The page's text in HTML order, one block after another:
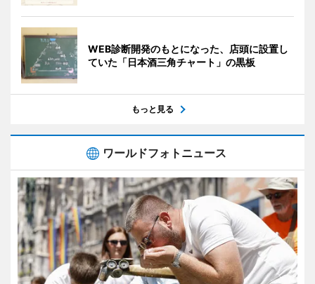
WEB診断開発のもとになった、店頭に設置し
ていた「日本酒三角チャート」の黒板
もっと見る
ワールドフォトニュース